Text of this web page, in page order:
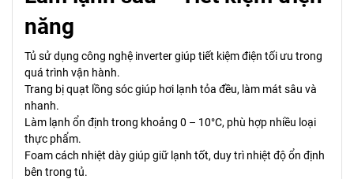
năng
Tủ sử dụng công nghệ inverter giúp tiết kiệm điện tối ưu trong
quá trình vận hành.
Trang bị quạt lồng sóc giúp hơi lạnh tỏa đều, làm mát sâu và
nhanh.
Làm lạnh ổn định trong khoảng 0 – 10°C, phù hợp nhiều loại
thực phẩm.
Foam cách nhiệt dày giúp giữ lạnh tốt, duy trì nhiệt độ ổn định
bên trong tủ.